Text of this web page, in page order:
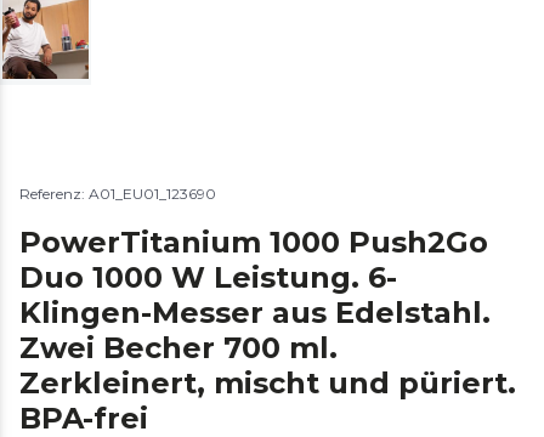
Referenz: A01_EU01_123690
PowerTitanium 1000 Push2Go
Duo 1000 W Leistung. 6-
Klingen-Messer aus Edelstahl.
Zwei Becher 700 ml.
Zerkleinert, mischt und püriert.
BPA-frei